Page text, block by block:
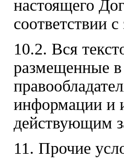
настоящего
соответствии
10.2. Вся
размещенные в
информации и
действующим
11. Прочие